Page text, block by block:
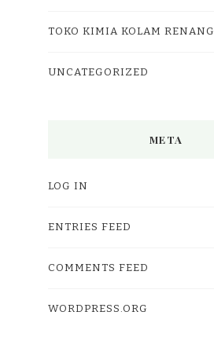
TOKO KIMIA KOLAM RENANG
UNCATEGORIZED
META
LOG IN
ENTRIES FEED
COMMENTS FEED
WORDPRESS.ORG